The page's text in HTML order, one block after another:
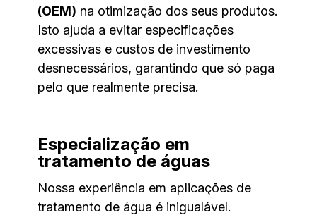
(OEM) na otimização dos seus produtos.
Isto ajuda a evitar especificações
excessivas e custos de investimento
desnecessários, garantindo que só paga
pelo que realmente precisa.
Especialização em
tratamento de águas
Nossa experiência em aplicações de
tratamento de água é inigualável.